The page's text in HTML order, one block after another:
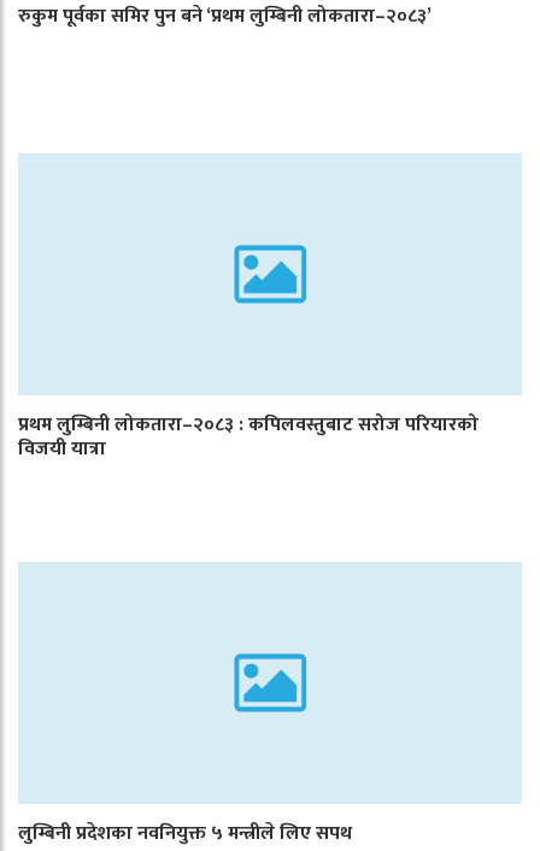
रुकुम पूर्वका समिर पुन बने ‘प्रथम लुम्बिनी लोकतारा–२०८३’
प्रथम लुम्बिनी लोकतारा–२०८३ : कपिलवस्तुबाट सरोज परियारको
विजयी यात्रा
लुम्बिनी प्रदेशका नवनियुक्त ५ मन्त्रीले लिए सपथ